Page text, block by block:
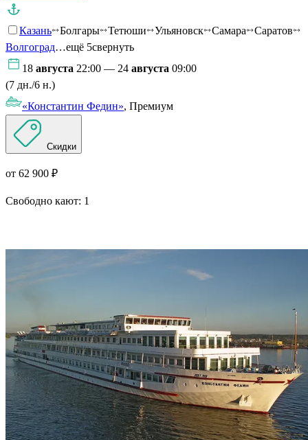
Казань Болгары Тетюши Ульяновск Самара
Саратов
Волгоград…ещё 5свернуть
18 августа 22:00 — 24 августа 09:00
(7 дн./6 н.)
«Константин Федин», Премиум
Скидки
от 62 900 ₽
Свободно кают: 1